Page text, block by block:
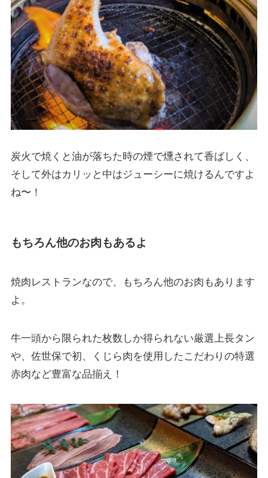
炭火で焼くと油が落ちた時の煙で燻されて香ばしく、
そして外はカリッと中はジューシーに焼けるんですよ
ね〜！
もちろん他のお肉もあるよ
焼肉レストランなので、もちろん他のお肉もあります
よ。
牛一頭から限られた枚数しか得られない厳選上長タン
や、佐世保で初、くじら肉を使用したこだわりの特選
赤肉など豊富な品揃え！